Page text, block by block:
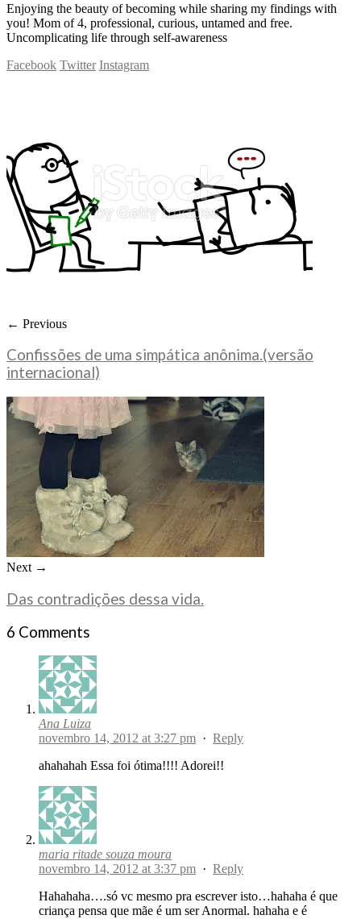
Enjoying the beauty of becoming while sharing my findings with
you! Mom of 4, professional, curious, untamed and free.
Uncomplicating life through self-awareness
Facebook Twitter Instagram
← Previous
Confissões de uma simpática anônima.(versão
internacional)
Next →
Das contradições dessa vida.
6 Comments
Ana Luiza
novembro 14, 2012 at 3:27 pm · Reply
ahahahah Essa foi ótima!!!! Adorei!!
maria ritade souza moura
novembro 14, 2012 at 3:37 pm · Reply
Hahahaha….só vc mesmo pra escrever isto…hahaha é que
criança pensa que mãe é um ser Anormal. hahaha e é